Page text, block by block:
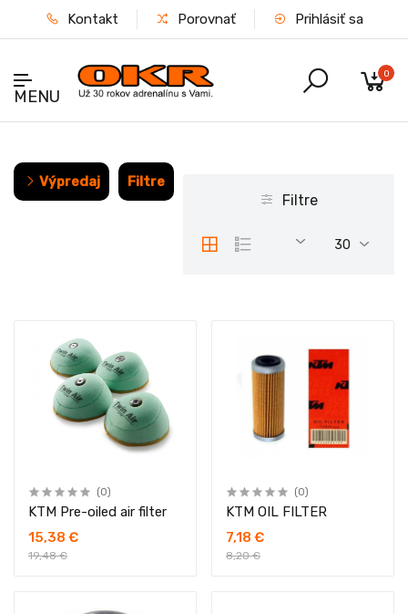
Kontakt Porovnať Prihlásiť sa
MENU
0
Filtre
Výpredaj
Filtre
30
(0)
KTM Pre-oiled air filter
15,38 €
19,48 €
(0)
KTM OIL FILTER
7,18 €
8,20 €